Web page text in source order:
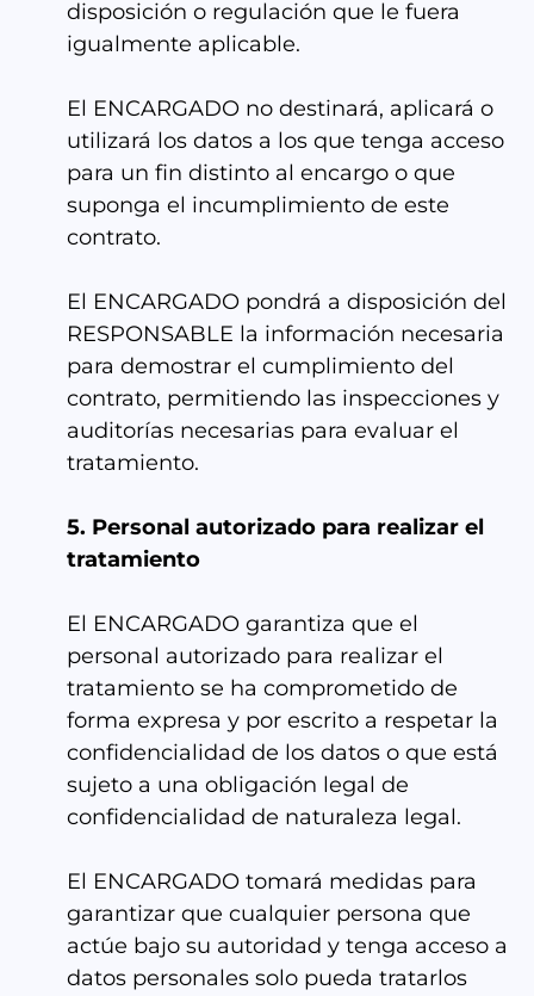
disposición o regulación que le fuera
igualmente aplicable.
El ENCARGADO no destinará, aplicará o
utilizará los datos a los que tenga acceso
para un fin distinto al encargo o que
suponga el incumplimiento de este
contrato.
El ENCARGADO pondrá a disposición del
RESPONSABLE la información necesaria
para demostrar el cumplimiento del
contrato, permitiendo las inspecciones y
auditorías necesarias para evaluar el
tratamiento.
5. Personal autorizado para realizar el
tratamiento
El ENCARGADO garantiza que el
personal autorizado para realizar el
tratamiento se ha comprometido de
forma expresa y por escrito a respetar la
confidencialidad de los datos o que está
sujeto a una obligación legal de
confidencialidad de naturaleza legal.
El ENCARGADO tomará medidas para
garantizar que cualquier persona que
actúe bajo su autoridad y tenga acceso a
datos personales solo pueda tratarlos